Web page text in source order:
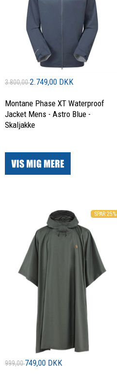
3.800,002.749,00 DKK
Montane Phase XT Waterproof
Jacket Mens - Astro Blue -
Skaljakke
SPAR 25%
999,00749,00 DKK